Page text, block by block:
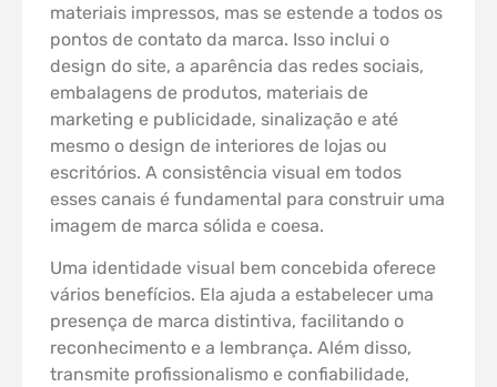
materiais impressos, mas se estende a todos os
pontos de contato da marca. Isso inclui o
design do site, a aparência das redes sociais,
embalagens de produtos, materiais de
marketing e publicidade, sinalização e até
mesmo o design de interiores de lojas ou
escritórios. A consistência visual em todos
esses canais é fundamental para construir uma
imagem de marca sólida e coesa.
Uma identidade visual bem concebida oferece
vários benefícios. Ela ajuda a estabelecer uma
presença de marca distintiva, facilitando o
reconhecimento e a lembrança. Além disso,
transmite profissionalismo e confiabilidade,